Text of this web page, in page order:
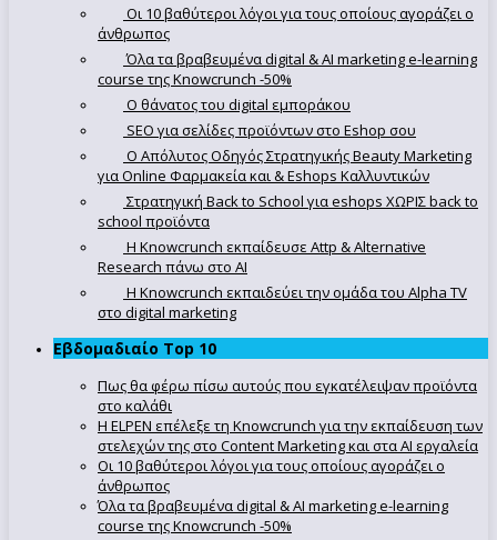
Οι 10 βαθύτεροι λόγοι για τους οποίους αγοράζει ο
άνθρωπος
Όλα τα βραβευμένα digital & AI marketing e-learning
course της Knowcrunch -50%
Ο θάνατος του digital εμποράκου
SEO για σελίδες προϊόντων στο Eshop σου
Ο Απόλυτoς Οδηγός Στρατηγικής Beauty Marketing
για Online Φαρμακεία και & Eshops Καλλυντικών
Στρατηγική Back to School για eshops ΧΩΡΙΣ back to
school προϊόντα
Η Knowcrunch εκπαίδευσε Attp & Alternative
Research πάνω στο ΑΙ
Η Knowcrunch εκπαιδεύει την ομάδα του Alpha TV
στο digital marketing
Εβδομαδιαίο Top 10
Πως θα φέρω πίσω αυτούς που εγκατέλειψαν προϊόντα
στο καλάθι
Η ELPEN επέλεξε τη Knowcrunch για την εκπαίδευση των
στελεχών της στο Content Marketing και στα AI εργαλεία
Οι 10 βαθύτεροι λόγοι για τους οποίους αγοράζει ο
άνθρωπος
Όλα τα βραβευμένα digital & AI marketing e-learning
course της Knowcrunch -50%